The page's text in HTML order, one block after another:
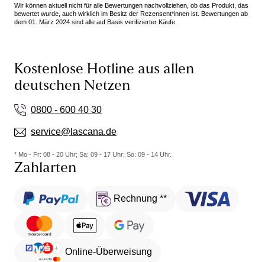
Wir können aktuell nicht für alle Bewertungen nachvollziehen, ob das Produkt, das
bewertet wurde, auch wirklich im Besitz der Rezensent*innen ist. Bewertungen ab
dem 01. März 2024 sind alle auf Basis verifizierter Käufe.
Kostenlose Hotline aus allen
deutschen Netzen
0800 - 600 40 30
service@lascana.de
* Mo - Fr: 08 - 20 Uhr; Sa: 09 - 17 Uhr; So: 09 - 14 Uhr.
Zahlarten
Rechnung **
Online-Überweisung